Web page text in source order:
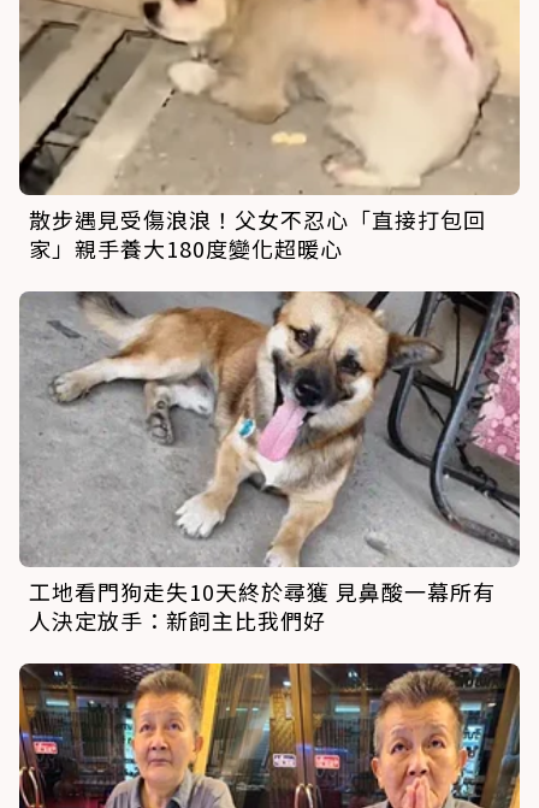
散步遇見受傷浪浪！父女不忍心「直接打包回
家」親手養大180度變化超暖心
工地看門狗走失10天終於尋獲 見鼻酸一幕所有
人決定放手：新飼主比我們好